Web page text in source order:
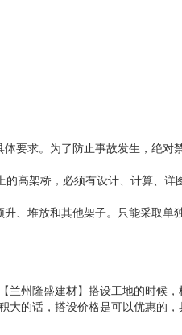
要求。为了防止事故发生，绝对
高架桥，必须有设计、计算、详
、堆放和其他架子。只能采取单
兰州隆盛建材】搭设工地的时候
大的话，搭设价格是可以优惠的